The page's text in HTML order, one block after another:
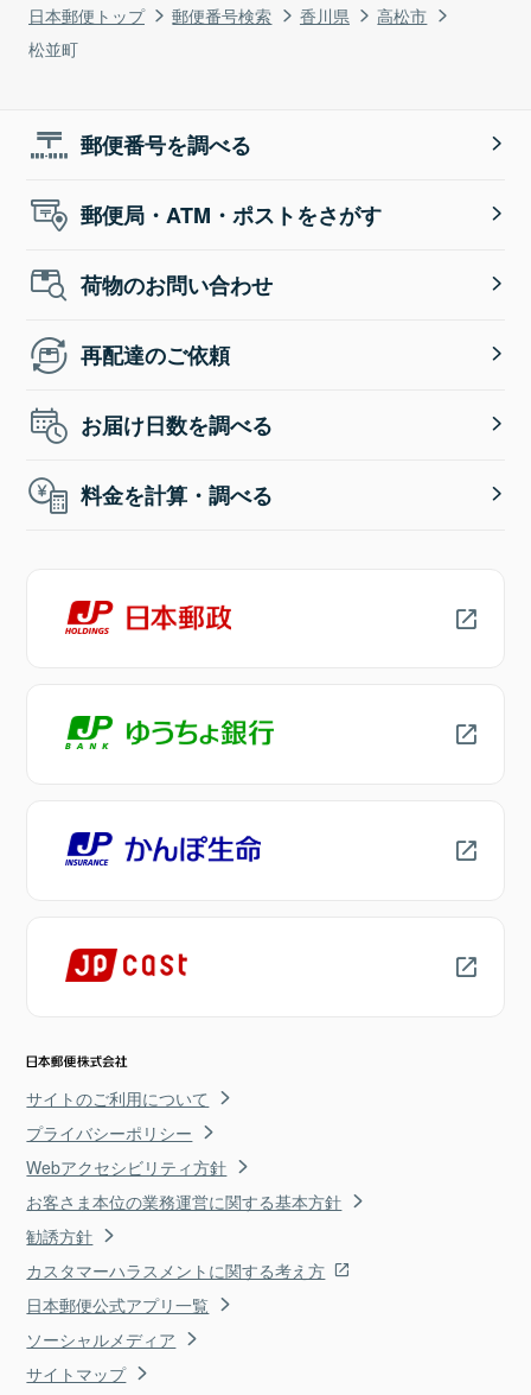
日本郵便トップ 郵便番号検索 香川県
高松市
松並町
郵便番号を調べる
郵便局・ATM・ポストをさがす
荷物のお問い合わせ
再配達のご依頼
お届け日数を調べる
料金を計算・調べる
サイトのご利用について
プライバシーポリシー
Webアクセシビリティ方針
お客さま本位の業務運営に関する基本方針
勧誘方針
カスタマーハラスメントに関する考え方
日本郵便公式アプリ一覧
ソーシャルメディア
サイトマップ